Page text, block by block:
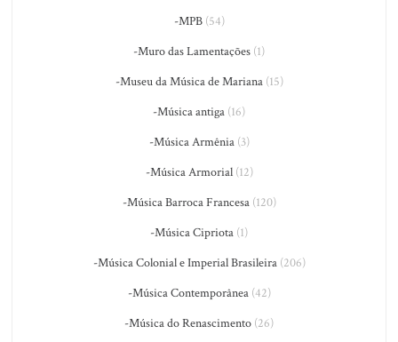
-MPB(54)
-Muro das Lamentações (1)
-Museu da Música de Mariana(15)
-Música antiga (16)
-Música Armênia(3)
-Música Armorial(12)
-Música Barroca Francesa(120)
-Música Cipriota (1)
-Música Colonial e Imperial Brasileira(206)
-Música Contemporânea(42)
-Música do Renascimento (26)